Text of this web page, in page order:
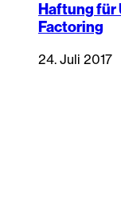
Haftung für
Factoring
24. Juli 2017